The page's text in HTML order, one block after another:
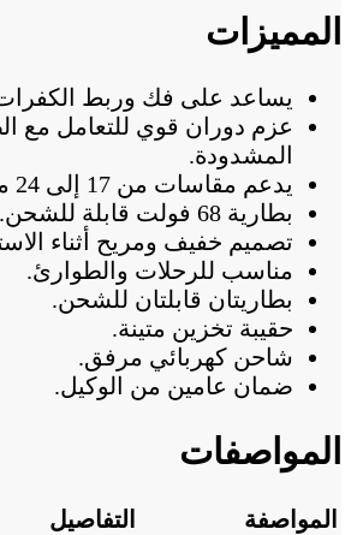
المميزات
يساعد على فك وربط
عزم دوران قوي للتعامل مع
المشدودة.
يدعم مقاسات من 17 إلى 24 ملم.
بطارية 68 فولت قابلة للشحن.
تصميم خفيف ومريح أثناء
مناسب للرحلات والطوارئ.
بطاريتان قابلتان للشحن.
حقيبة تخزين متينة.
شاحن كهربائي مرفق.
ضمان عامين من الوكيل.
المواصفات
المواصفة
التفاصيل